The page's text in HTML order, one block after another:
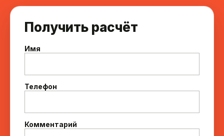
Получить расчёт
Имя
Телефон
Комментарий